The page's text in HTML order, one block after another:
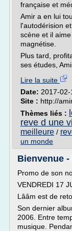
française et
Amir a en lui
l'autodérision
scène et il
magnétise.
Plus tard,
ses études,
Lire la suite
Date: 2017-
Site : http://
Thèmes liés :
reve d une
meilleure /
un monde
Bienvenue
Promo de son
VENDREDI 17
Lââm est de
Son dernier
2006. Entre
musique.